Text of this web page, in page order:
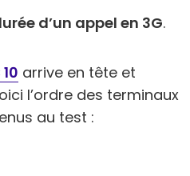
d’un appel en 3G.
arrive en tête et
l’ordre des terminaux
au test :